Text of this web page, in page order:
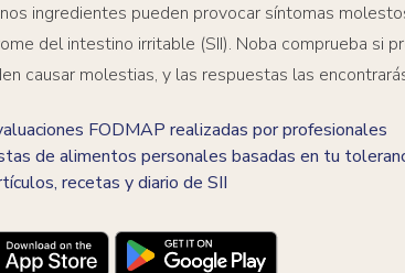
ingredientes pueden provocar síntomas
del intestino irritable (SII). Noba comprueba si
causar molestias, y las respuestas las
FODMAP realizadas por profesionales
de alimentos personales basadas en tu
recetas y diario de SII